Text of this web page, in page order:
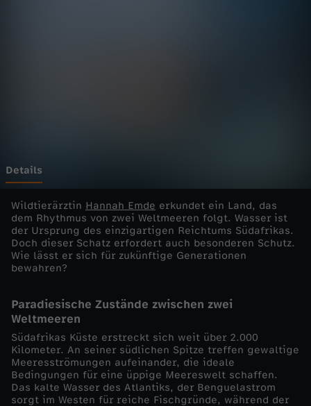
r
d
e
-
S
ü
d
Details
Wildtierärztin Hannah Emde erkundet ein Land, das
dem Rhythmus von zwei Weltmeeren folgt. Wasser ist
der Ursprung des einzigartigen Reichtums Südafrikas.
Doch dieser Schatz erfordert auch besonderen Schutz.
Wie lässt er sich für zukünftige Generationen
bewahren?
Paradiesische Zustände zwischen zwei
Weltmeeren
Südafrikas Küste erstreckt sich weit über 2.000
Kilometer. An seiner südlichen Spitze treffen gewaltige
Meeresströmungen aufeinander, die ideale
Bedingungen für eine üppige Meereswelt schaffen.
Das kalte Wasser des Atlantiks, der Benguelastrom
sorgt im Westen für reiche Fischgründe, während der